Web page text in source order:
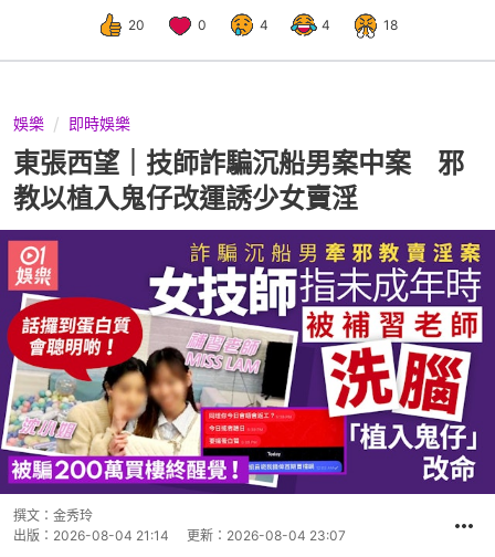
20 0 4 4 18
娛樂 即時娛樂
東張西望｜技師詐騙沉船男案中案 邪
教以植入鬼仔改運誘少女賣淫
撰文： 金秀玲
出版： 2026-08-04 21:14 更新： 2026-08-04 23:07